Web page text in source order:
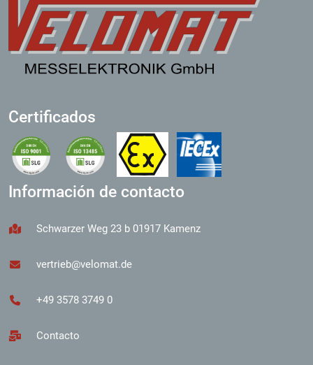
Certificados
Información de contacto
Schwarzer Weg 23 b 01917 Kamenz
vertrieb@velomat.de
+49 3578 3749 0
Contacto